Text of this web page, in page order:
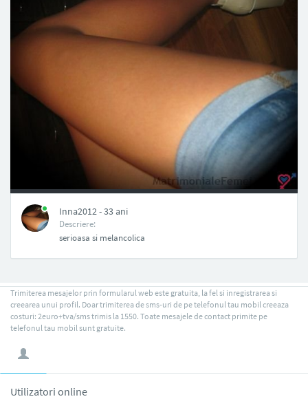
Inna2012 - 33 ani
Descriere:
serioasa si melancolica
Trimiterea mesajelor prin formularul web este gratuita, la fel si inregistrarea si
creearea unui profil. Doar trimiterea de sms-uri de pe telefonul tau mobil creeaza
costuri: 2euro+tva/sms trimis la 1550. Toate mesajele de contact primite pe
telefonul tau mobil sunt gratuite.
Utilizatori online